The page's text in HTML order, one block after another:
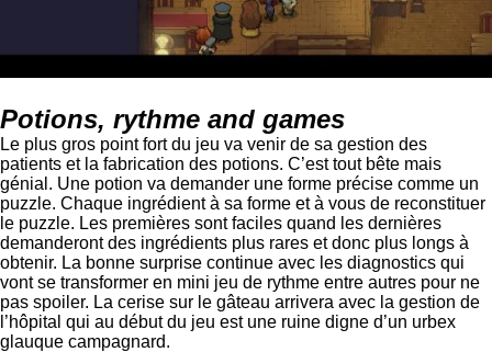
Potions, rythme and games
Le plus gros point fort du jeu va venir de sa gestion des
patients et la fabrication des potions. C’est tout bête mais
génial. Une potion va demander une forme précise comme un
puzzle. Chaque ingrédient à sa forme et à vous de reconstituer
le puzzle. Les premières sont faciles quand les dernières
demanderont des ingrédients plus rares et donc plus longs à
obtenir. La bonne surprise continue avec les diagnostics qui
vont se transformer en mini jeu de rythme entre autres pour ne
pas spoiler. La cerise sur le gâteau arrivera avec la gestion de
l’hôpital qui au début du jeu est une ruine digne d’un urbex
glauque campagnard.